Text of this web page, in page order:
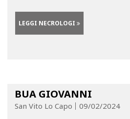
LEGGI NECROLOGI
BUA GIOVANNI
San Vito Lo Capo 09/02/2024